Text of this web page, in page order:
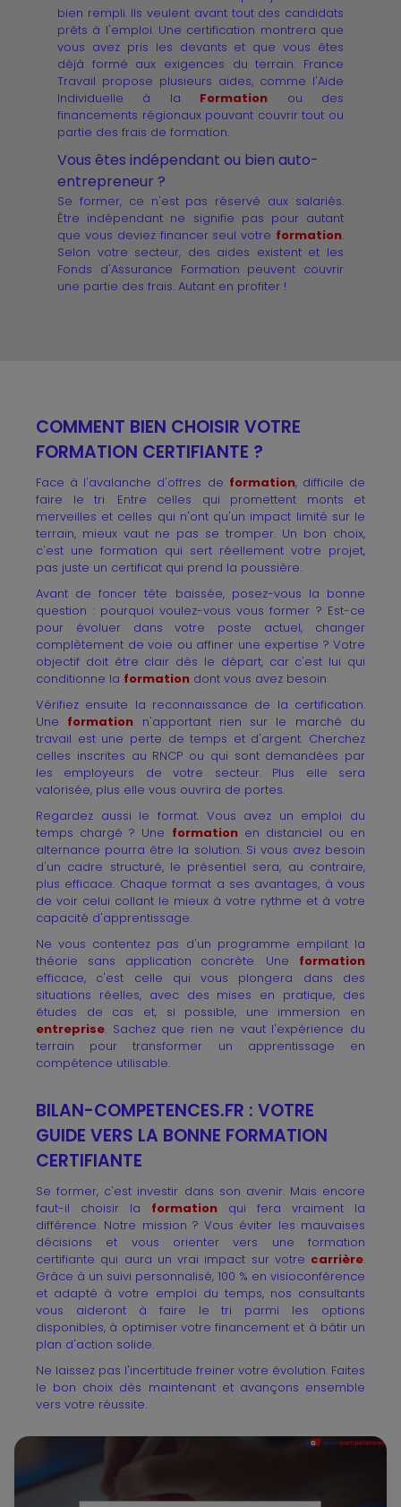
bien rempli. Ils veulent avant tout des candidats
prêts à l'emploi. Une certification montrera que
vous avez pris les devants et que vous êtes
déjà formé aux exigences du terrain. France
Travail propose plusieurs aides, comme l'Aide
Individuelle à la Formation ou des
financements régionaux pouvant couvrir tout ou
partie des frais de formation.
Vous êtes indépendant ou bien auto-
entrepreneur ?
Se former, ce n'est pas réservé aux salariés.
Être indépendant ne signifie pas pour autant
que vous deviez financer seul votre formation.
Selon votre secteur, des aides existent et les
Fonds d'Assurance Formation peuvent couvrir
une partie des frais. Autant en profiter !
COMMENT BIEN CHOISIR VOTRE
FORMATION CERTIFIANTE ?
Face à l'avalanche d'offres de formation, difficile de
faire le tri. Entre celles qui promettent monts et
merveilles et celles qui n'ont qu'un impact limité sur le
terrain, mieux vaut ne pas se tromper. Un bon choix,
c'est une formation qui sert réellement votre projet,
pas juste un certificat qui prend la poussière.
Avant de foncer tête baissée, posez-vous la bonne
question : pourquoi voulez-vous vous former ? Est-ce
pour évoluer dans votre poste actuel, changer
complètement de voie ou affiner une expertise ? Votre
objectif doit être clair dès le départ, car c'est lui qui
conditionne la formation dont vous avez besoin.
Vérifiez ensuite la reconnaissance de la certification.
Une formation n'apportant rien sur le marché du
travail est une perte de temps et d'argent. Cherchez
celles inscrites au RNCP ou qui sont demandées par
les employeurs de votre secteur. Plus elle sera
valorisée, plus elle vous ouvrira de portes.
Regardez aussi le format. Vous avez un emploi du
temps chargé ? Une formationen distanciel ou en
alternance pourra être la solution. Si vous avez besoin
d'un cadre structuré, le présentiel sera, au contraire,
plus efficace. Chaque format a ses avantages, à vous
de voir celui collant le mieux à votre rythme et à votre
capacité d'apprentissage.
Ne vous contentez pas d'un programme empilant la
théorie sans application concrète. Une formation
efficace, c'est celle qui vous plongera dans des
situations réelles, avec des mises en pratique, des
études de cas et, si possible, une immersion en
entreprise. Sachez que rien ne vaut l'expérience du
terrain pour transformer un apprentissage en
compétence utilisable.
BILAN-COMPETENCES.FR : VOTRE
GUIDE VERS LA BONNE FORMATION
CERTIFIANTE
Se former, c'est investir dans son avenir. Mais encore
faut-il choisir la formation qui fera vraiment la
différence. Notre mission ? Vous éviter les mauvaises
décisions et vous orienter vers une formation
certifiante qui aura un vrai impact sur votre carrière.
Grâce à un suivi personnalisé, 100 % en visioconférence
et adapté à votre emploi du temps, nos consultants
vous aideront à faire le tri parmi les options
disponibles, à optimiser votre financement et à bâtir un
plan d'action solide.
Ne laissez pas l'incertitude freiner votre évolution. Faites
le bon choix dès maintenant et avançons ensemble
vers votre réussite.